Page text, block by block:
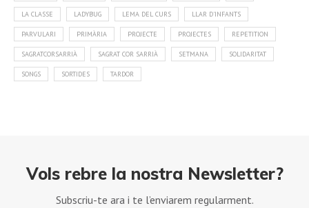
LA CLASSE LADYBUG LEMA DEL CURS LLAR D'INFANTS
PARVULARI PRIMÀRIA PROJECTE PROJECTES REPETITION
SAGRATCORSARRIÀ SAGRAT COR SARRIÀ SETMANA SOLIDARITAT
SONGS SORTIDES TARDOR
Vols rebre la nostra Newsletter?
Subscriu-te ara i te l’enviarem regularment.